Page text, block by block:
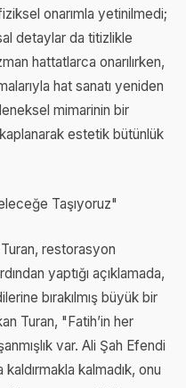
onarımla yetinilmedi;
detaylar da titizlikle
hattatlarca onarılırken,
hat sanatı yeniden
mimarinin bir
estetik bütünlük
Taşıyoruz"
restorasyon
yaptığı açıklamada,
bırakılmış büyük bir
Turan, "Fatih’in her
var. Ali Şah Efendi
kalmadık, onu